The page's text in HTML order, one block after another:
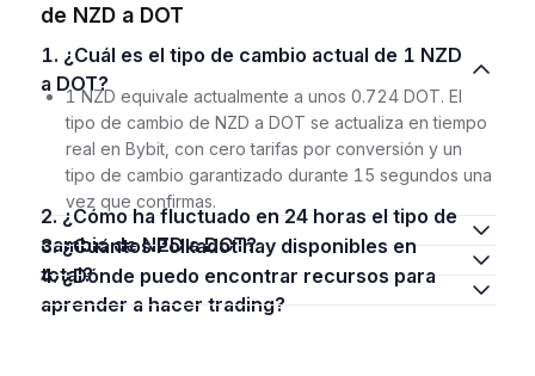
de NZD a DOT
1. ¿Cuál es el tipo de cambio actual de 1 NZD
a DOT?
1 NZD equivale actualmente a unos 0.724 DOT. El
tipo de cambio de NZD a DOT se actualiza en tiempo
real en Bybit, con cero tarifas por conversión y un
tipo de cambio garantizado durante 15 segundos una
vez que confirmas.
2. ¿Cómo ha fluctuado en 24 horas el tipo de
cambio de NZD a DOT?
3. ¿Cuántos Polkadot hay disponibles en
total?
4. ¿Dónde puedo encontrar recursos para
aprender a hacer trading?